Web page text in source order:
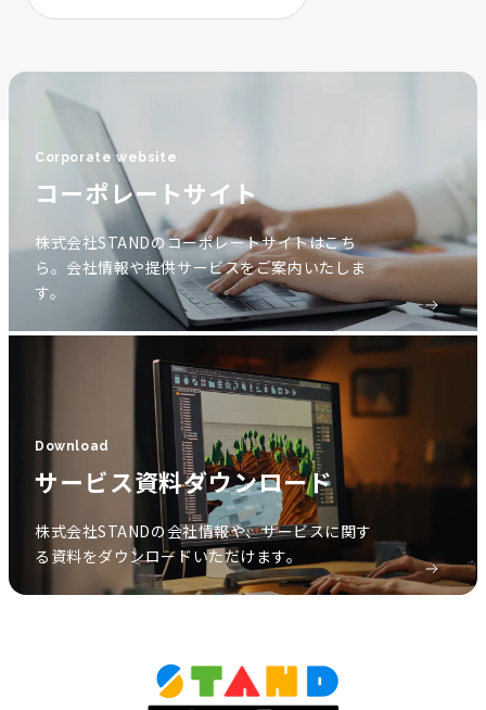
Corporate website
コーポレートサイト
株式会社STANDのコーポレートサイトはこち
ら。会社情報や提供サービスをご案内いたしま
す。
Download
サービス資料ダウンロード
株式会社STANDの会社情報や、サービスに関す
る資料をダウンロードいただけます。